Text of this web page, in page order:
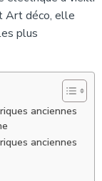
Art déco, elle
plus
anciennes
anciennes